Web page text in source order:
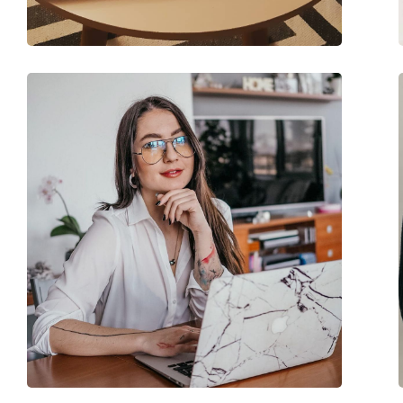
Kategorija:
Dioptrijske naočale
Naočale s filterom
Marka:
Lentiamo
Jakub Deep Black